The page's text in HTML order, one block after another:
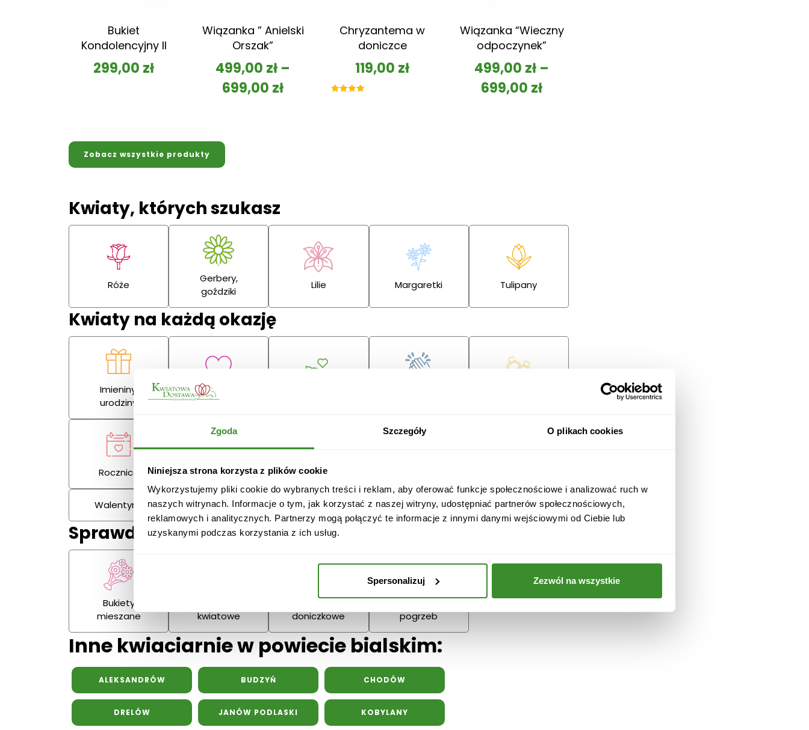
Zgoda Szczegóły O plikach cookies
Niniejsza strona korzysta z plików cookie
Wykorzystujemy pliki cookie do wybranych treści i reklam, aby oferować funkcje społecznościowe i analizować ruch w
naszych witrynach. Informacje o tym, jak korzystać z naszej witryny, udostępniać partnerów społecznościowych,
reklamowych i analitycznych. Partnerzy mogą połączyć te informacje z innymi danymi wejściowymi od Ciebie lub
uzyskanymi podczas korzystania z ich usług.
Spersonalizuj Zezwól na wszystkie
Bukiet
Kondolencyjny II
299,00 zł
Wiązanka ” Anielski
Orszak”
499,00 zł –
699,00 zł
Chryzantema w
doniczce
119,00 zł
Wiązanka “Wieczny
odpoczynek”
499,00 zł –
699,00 zł
Zobacz wszystkie produkty
Kwiaty, których szukasz
Róże
Gerbery,
goździki
Lilie Margaretki Tulipany
Kwiaty na każdą okazję
Imieniny,
urodziny
Miłość
Rocznica Kondolencje Podziękowania
Walentynki Dzień Kobiet Wielkanoc Dzień Mamy Dzień Ojca
Sprawdź również:
Bukiety
mieszane
kwiatowe
doniczkowe
pogrzeb
Inne kwiaciarnie w powiecie bialskim:
ALEKSANDRÓW BUDZYŃ CHODÓW
DRELÓW JANÓW PODLASKI KOBYLANY